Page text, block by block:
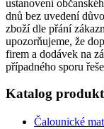
ustanovení
dnů bez uvedení
zboží dle přání
upozorňujeme, že
firem a dodávek na
případného sporu
Katalog
Čalounické